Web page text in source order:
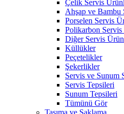
Çelik Servis
Ahşap ve Bambu
Porselen Servis
Polikarbon
Diğer Servis
Küllükler
Peçetelikler
Şekerlikler
Servis ve Sunum
Servis Tepsileri
Sunum Tepsileri
Tümünü Gör
Taşıma ve Saklama